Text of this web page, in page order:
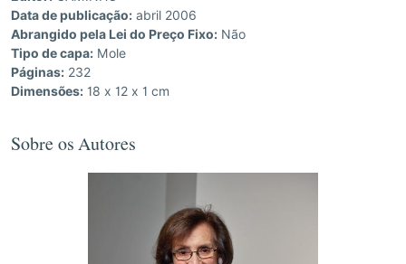
Data de publicação: abril 2006
Abrangido pela Lei do Preço Fixo: Não
Tipo de capa: Mole
Páginas: 232
Dimensões: 18 x 12 x 1 cm
Sobre os Autores